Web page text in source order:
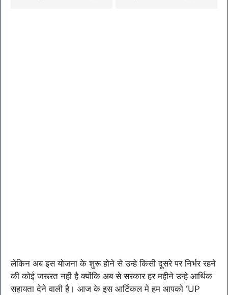
लेकिन अब इस योजना के शुरू होने से उन्हे किसी दूसरे पर निर्भर रहने
की कोई जरूरत नही है क्योंकि अब से सरकार हर महीने उन्हे आर्थिक
सहायता देने वाली है। आज के इस आर्टिकल मे हम आपको ‘UP